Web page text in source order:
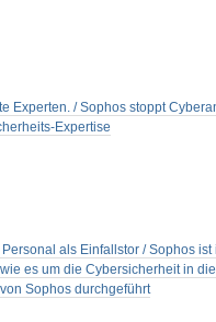
Experten. / Sophos stoppt
Expertise
als Einfallstor / Sophos
es um die Cybersicherheit in
Sophos durchgeführt